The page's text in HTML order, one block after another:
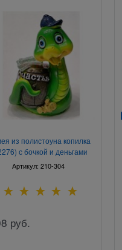
из полистоуна копилка
с бочкой и деньгами
символ 2025 года
Артикул:210-304
руб.